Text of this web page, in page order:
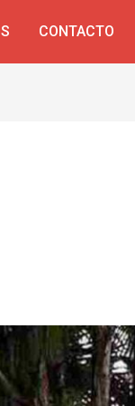
CONTACTO